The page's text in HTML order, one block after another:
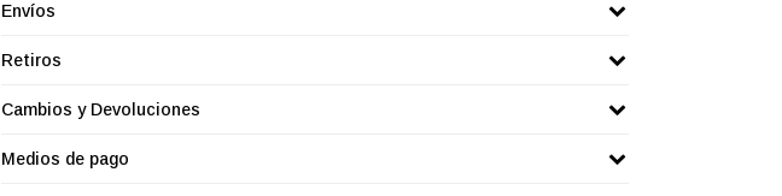
Envíos
Retiros
Cambios y Devoluciones
Medios de pago